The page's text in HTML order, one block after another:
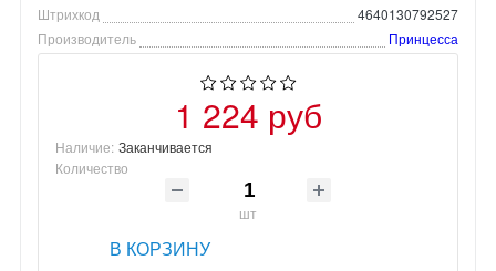
Штрихкод
4640130792527
Производитель
Принцесса
1 224 руб
Наличие: Заканчивается
Количество
шт
В КОРЗИНУ